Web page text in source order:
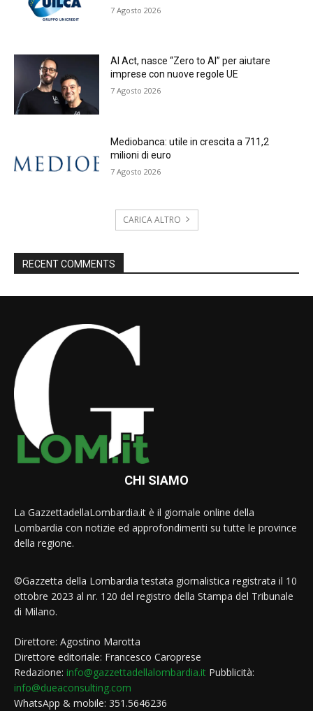
7 Agosto 2026
AI Act, nasce “Zero to AI” per aiutare
imprese con nuove regole UE
7 Agosto 2026
Mediobanca: utile in crescita a 711,2
milioni di euro
7 Agosto 2026
CARICA ALTRO
RECENT COMMENTS
CHI SIAMO
La GazzettadellaLombardia.it è il giornale online della
Lombardia con notizie ed approfondimenti su tutte le province
della regione.
©Gazzetta della Lombardia testata giornalistica registrata il 10
ottobre 2023 al nr. 120 del registro della Stampa del Tribunale
di Milano.
Direttore: Agostino Marotta
Direttore editoriale: Francesco Caroprese
Redazione: info@gazzettadellalombardia.it Pubblicità:
info@dueaconsulting.com
WhatsApp & mobile: 351.5646236